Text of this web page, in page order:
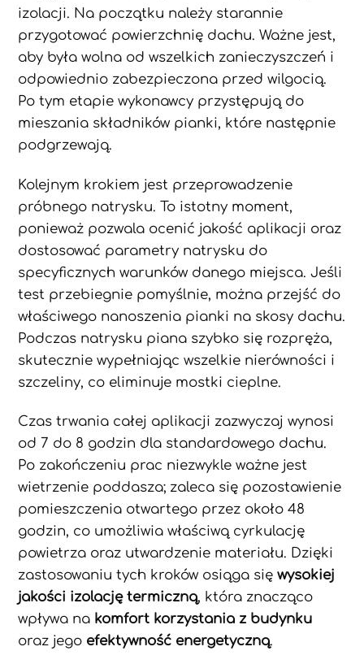
izolacji. Na początku należy starannie
przygotować powierzchnię dachu. Ważne jest,
aby była wolna od wszelkich zanieczyszczeń i
odpowiednio zabezpieczona przed wilgocią.
Po tym etapie wykonawcy przystępują do
mieszania składników pianki, które następnie
podgrzewają.
Kolejnym krokiem jest przeprowadzenie
próbnego natrysku. To istotny moment,
ponieważ pozwala ocenić jakość aplikacji oraz
dostosować parametry natrysku do
specyficznych warunków danego miejsca. Jeśli
test przebiegnie pomyślnie, można przejść do
właściwego nanoszenia pianki na skosy dachu.
Podczas natrysku piana szybko się rozpręża,
skutecznie wypełniając wszelkie nierówności i
szczeliny, co eliminuje mostki cieplne.
Czas trwania całej aplikacji zazwyczaj wynosi
od 7 do 8 godzin dla standardowego dachu.
Po zakończeniu prac niezwykle ważne jest
wietrzenie poddasza; zaleca się pozostawienie
pomieszczenia otwartego przez około 48
godzin, co umożliwia właściwą cyrkulację
powietrza oraz utwardzenie materiału. Dzięki
zastosowaniu tych kroków osiąga sięwysokiej
jakości izolację termiczną, która znacząco
wpływa na komfort korzystania z budynku
oraz jego efektywność energetyczną.